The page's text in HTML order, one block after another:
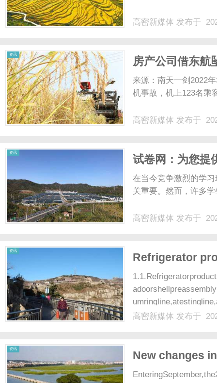
高密新媒体 发布于
资讯
房产公司借东航
法院：支持处罚
来源：南天一剑2022
机事故，机上123名乘
高密新媒体 发布于
资讯
试卷网：为您提
在当今竞争激烈的学
关重要。然而，许多
高密新媒体 发布于
资讯
Refrigerator
高密新媒体 发布于
资讯
New changes